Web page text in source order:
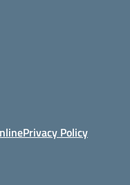
Privacy Policy